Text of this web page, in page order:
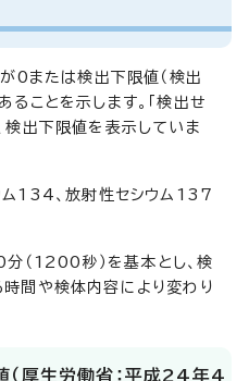
が0または検出下限値（検出
ることを示します。「検出せ
検出下限値を表示していま
ム134、放射性セシウム137
（1200秒）を基本とし、検
間や検体内容により変わり
（厚生労働省：平成24年4